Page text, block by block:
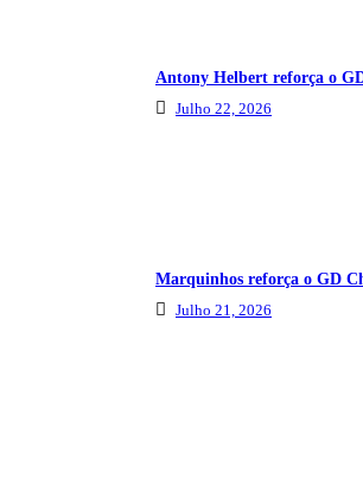
Antony Helbert reforça o
Julho 22, 2026
Marquinhos reforça o GD
Julho 21, 2026